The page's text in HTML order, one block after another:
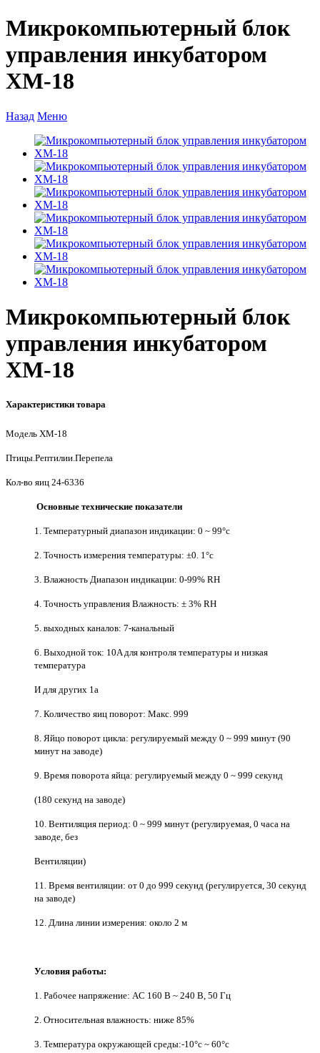
Микрокомпьютерный блок
управления инкубатором
ХМ-18
Назад Меню
Микрокомпьютерный блок
управления инкубатором
ХМ-18
Характеристики товара
Модель ХМ-18
Птицы.Рептилии.Перепела
Кол-во яиц 24-6336
Основные технические показатели
1. Температурный диапазон индикации: 0 ~ 99°c
2. Точность измерения температуры: ±0. 1°c
3. Влажность Диапазон индикации: 0-99% RH
4. Точность управления Влажность: ± 3% RH
5. выходных каналов: 7-канальный
6. Выходной ток: 10A для контроля температуры и низкая
температура
И для других 1а
7. Количество яиц поворот: Макс. 999
8. Яйцо поворот цикла: регулируемый между 0 ~ 999 минут (90
минут на заводе)
9. Время поворота яйца: регулируемый между 0 ~ 999 секунд
(180 секунд на заводе)
10. Вентиляция период: 0 ~ 999 минут (регулируемая, 0 часа на
заводе, без
Вентиляции)
11. Время вентиляции: от 0 до 999 секунд (регулируется, 30 секунд
на заводе)
12. Длина линии измерения: около 2 м
Условия работы:
1. Рабочее напряжение: AC 160 В ~ 240 В, 50 Гц
2. Относительная влажность: ниже 85%
3. Температура окружающей среды:-10°c ~ 60°c